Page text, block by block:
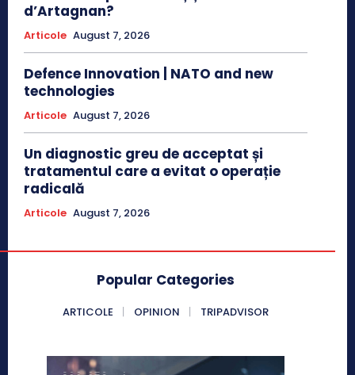
d’Artagnan?
Articole August 7, 2026
Defence Innovation | NATO and new
technologies
Articole August 7, 2026
Un diagnostic greu de acceptat și
tratamentul care a evitat o operație
radicală
Articole August 7, 2026
Popular Categories
ARTICOLE OPINION TRIPADVISOR